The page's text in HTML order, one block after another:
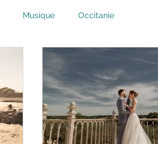
Musique Occitanie